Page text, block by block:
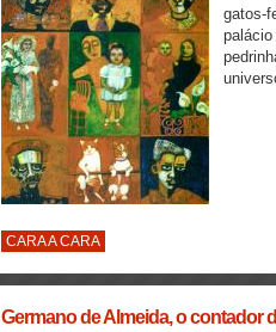
gatos-
palácio
CARA A CARA
Germano de Almeida, o contador